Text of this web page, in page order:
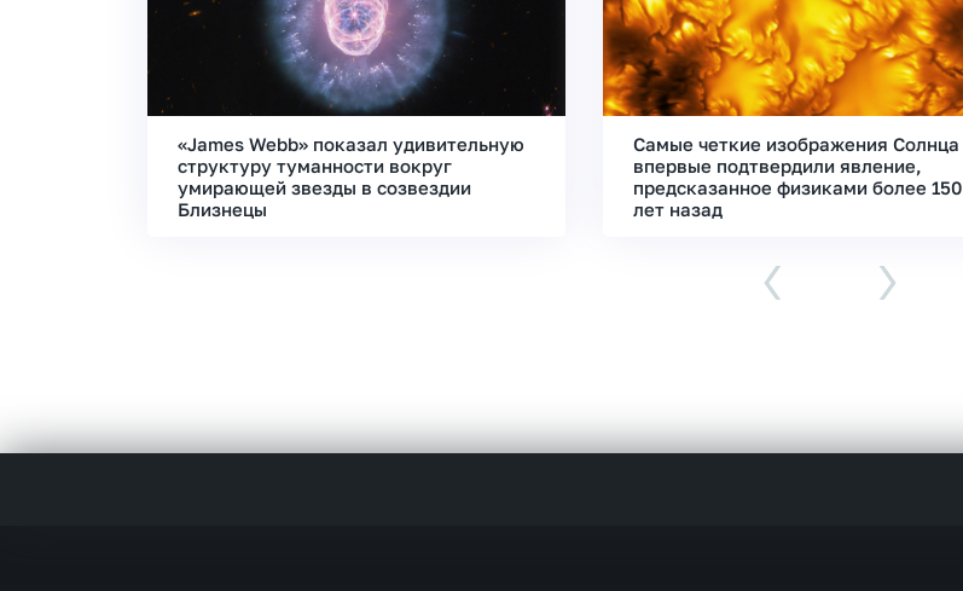
«James Webb» показал удивительную
структуру туманности вокруг
умирающей звезды в созвездии
Близнецы
Самые четкие изображения Солнца
впервые подтвердили явление,
предсказанное физиками более 150
лет назад
‹ ›